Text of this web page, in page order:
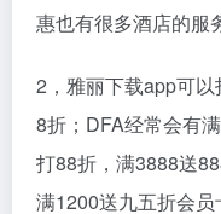
惠也有很多酒店的服
2，雅丽下载app可
8折；DFA经常会有
打88折，满3888送
满1200送九五折会